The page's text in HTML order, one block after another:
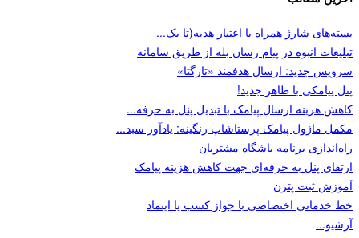
بسته‌های شارژ همراه با اعتبار هدیه(تا یک...
تبلیغات انبوه در پیام رسان بله از طریق سامانه
سرویس جدید: ارسال هدفمند «تارگتا»
پنل پیامکی با ظاهر جدید!
کاهش هزینه ارسال پیامک با تبدیل پنل به حرفه...
مکمل ماژول پیامک پرستاشاپ رنگینه: یادآور سبد...
راه‌اندازی برنامه باشگاه مشتریان
ارتقای پنل به حرفه‌ای جهت کاهش هزینه پیامک
آموزش ثبت پترن
خط خدماتی اختصاصی با جواز کسب یا اینماد
آرشیو...